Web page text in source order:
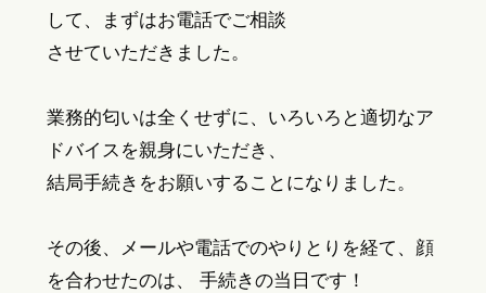
して、まずはお電話でご相談
させていただきました。
業務的匂いは全くせずに、いろいろと適切なア
ドバイスを親身にいただき、
結局手続きをお願いすることになりました。
その後、メールや電話でのやりとりを経て、顔
を合わせたのは、 手続きの当日です！